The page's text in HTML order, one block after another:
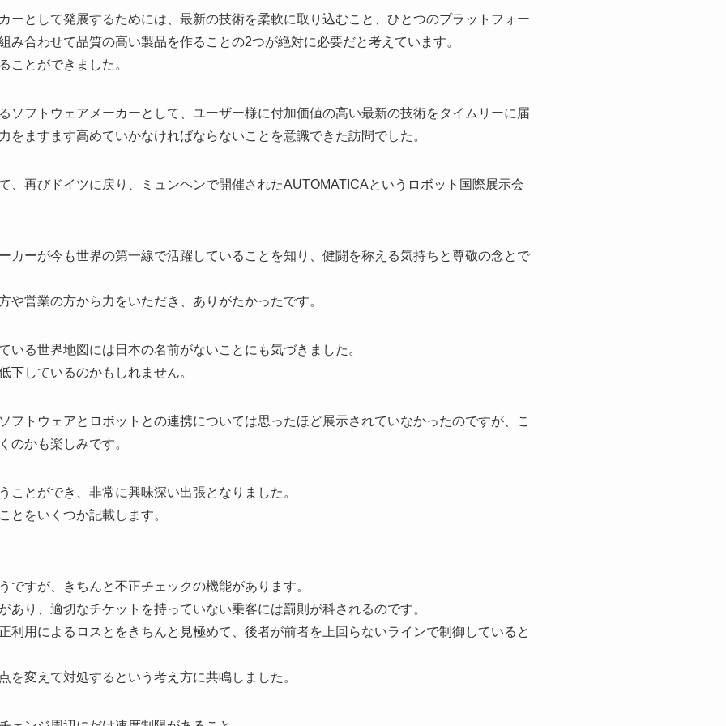
ーとして発展するためには、最新の技術を柔軟に取り込むこと、ひとつのプラットフォー
み合わせて品質の高い製品を作ることの2つが絶対に必要だと考えています。
ことができました。
ソフトウェアメーカーとして、ユーザー様に付加価値の高い最新の技術をタイムリーに届
をますます高めていかなければならないことを意識できた訪問でした。
、再びドイツに戻り、ミュンヘンで開催されたAUTOMATICAというロボット国際展示会
カーが今も世界の第一線で活躍していることを知り、健闘を称える気持ちと尊敬の念とで
や営業の方から力をいただき、ありがたかったです。
いる世界地図には日本の名前がないことにも気づきました。
下しているのかもしれません。
フトウェアとロボットとの連携については思ったほど展示されていなかったのですが、こ
のかも楽しみです。
ことができ、非常に興味深い出張となりました。
とをいくつか記載します。
ですが、きちんと不正チェックの機能があります。
あり、適切なチケットを持っていない乗客には罰則が科されるのです。
利用によるロスとをきちんと見極めて、後者が前者を上回らないラインで制御していると
を変えて対処するという考え方に共鳴しました。